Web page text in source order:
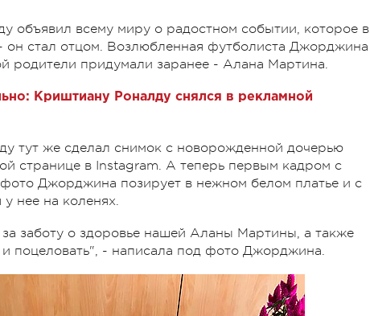
объявил всему миру о радостном событии, которое в
он стал отцом. Возлюбленная футболиста Джорджина
родители придумали заранее - Алана Мартина.
Криштиану Роналду снялся в рекламной
тут же сделал снимок с новорожденной дочерью
странице в Instagram. А теперь первым кадром с
Джорджина позирует в нежном белом платье и с
нее на коленях.
заботу о здоровье нашей Аланы Мартины, а также
и поцеловать", - написала под фото Джорджина.